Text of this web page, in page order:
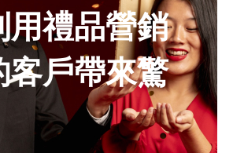
用禮品營銷
客戶帶來驚